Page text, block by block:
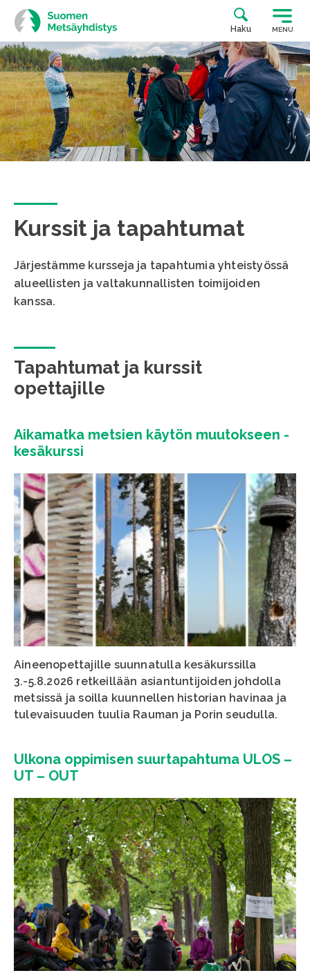
Siirry
suoraan
sisältöön
Haku MENU
Kurssit ja tapahtumat
Järjestämme kursseja ja tapahtumia yhteistyössä
alueellisten ja valtakunnallisten toimijoiden
kanssa.
Tapahtumat ja kurssit
opettajille
Aikamatka metsien käytön muutokseen -
kesäkurssi
Aineenopettajille suunnatulla kesäkurssilla
3.-5.8.2026 retkeillään asiantuntijoiden johdolla
metsissä ja soilla kuunnellen historian havinaa ja
tulevaisuuden tuulia Rauman ja Porin seudulla.
Ulkona oppimisen suurtapahtuma ULOS –
UT – OUT